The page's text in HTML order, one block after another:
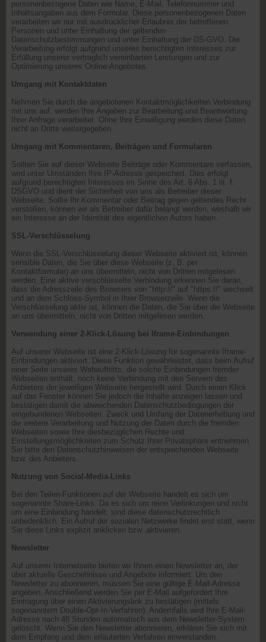
personenbezogene Daten wie Name, E-Mail, Telefonnummer und
Inhaltsangaben aus dem Formular. Diese personenbezogenen Daten
verarbeiten wir nur mit ausdrücklicher Erlaubnis der betroffenen
Personen und unter Einhaltung der geltenden
Datenschutzbestimmungen und unter Einhaltung der DS-GVO. Die
Verarbeitung erfolgt aufgrund unseres berechtigten Interesses zur
Erfüllung unserer vertraglich vereinbarten Leistungen und zur
Optimierung unseres Online-Angebotes.
Umgang mit Kontaktdaten
Nehmen Sie durch die angebotenen Kontaktmöglichkeiten Verbindung
mit uns auf, werden Ihre Angaben zur Bearbeitung und Beantwortung
Ihrer Anfrage verarbeitet. Ohne Ihre Einwilligung werden diese Daten
nicht an Dritte weitergegeben.
Umgang mit Kommentaren, Beiträgen und Formularen
Sollten Sie auf dieser Webseite Beiträge oder Kommentare verfassen,
wird unter Umständen Ihre IP-Adresse gespeichert. Dies erfolgt
aufgrund berechtigten Interesses im Sinne des Art. 6 Abs. 1 lit. f.
DSGVO und dient der Sicherheit von uns als Betreiber dieser
Webseite. Sollte Ihr Kommentar oder Beitrag gegen geltendes Recht
verstoßen, können wir als Betreiber dafür belangt werden, weshalb wir
ein Interesse an der Identität des eigentlichen Autors haben.
SSL-Verschlüsselung
Wenn die SSL-Verschlüsselung dieser Webseite aktiviert ist, können
sensible Daten, die Sie über diese Webseite (z. B. per
Kontaktformular) an uns übermitteln, nicht von Dritten mitgelesen
werden. Eine aktive verschlüsselte Verbindung erkennen Sie daran,
dass die Adresszeile des Browsers von "http://" auf "https://" wechselt
und an dem Schloss-Symbol in Ihrer Browserzeile. Wenn die
Verschlüsselung aktiv ist, können die Daten, die Sie über die Webseite
an uns übermitteln, nicht von Dritten mitgelesen werden.
Verwendung einer 2-Klick-Lösung bei Iframe-Einbindungen
Auf unserer Webseite ist eine 2-Klick-Lösung für sogenannte Iframe-
Einbindungen aktiviert. Diese Funktion gewährleistet, dass beim Aufruf
einer Seite unseres Webauftritts, die solche Einbindungen fremder
Webseiten enthält, noch keine Verbindung mit den Servern des
Anbieters der jeweiligen Webseite hergestellt wird. Durch einen Klick
auf das Fenster können Sie jedoch die Inhalte anzeigen lassen und
bestätigen damit die abweichenden Datenschutzbedingungen der
eingebundenen Webseiten. Zweck und Umfang der Datenerhebung und
die weitere Verarbeitung und Nutzung der Daten durch die fremden
Webseiten sowie Ihre diesbezüglichen Rechte und
Einstellungsmöglichkeiten zum Schutz Ihrer Privatsphäre entnehmen
Sie bitte den Datenschutzhinweisen der entsprechenden Webseite
bzw. des Anbieters.
Nutzung von Social-Media-Links
Bei den Teilen-Funktionen auf der Webseite handelt es sich um
sogenannte Share-Links. Da es sich um reine Verlinkungen und nicht
um eine Einbindung handelt, sind diese datenschutzrechtlich
unbedenklich. Ein Aufruf der sozialen Netzwerke findet erst statt, wenn
Sie diese Links explizit anklicken bzw. aktivieren.
Newsletter
Auf unserer Internetseite bieten wir Ihnen einen Newsletter an, der
über aktuelle Geschehnisse und Angebote informiert. Um den
Newsletter zu abonnieren, müssen Sie eine gültige E-Mail-Adresse
angeben. Anschließend werden Sie per E-Mail aufgefordert Ihre
Eintragung über einen Aktivierungslink zu bestätigen (mittels
sogenanntem Double-Opt-In-Verfahren). Andernfalls wird Ihre E-Mail-
Adresse nach 48 Stunden automatisch aus dem Newsletter-System
gelöscht. Wenn Sie den Newsletter abonnieren, erklären Sie sich mit
dem Empfang und dem erläuterten Verfahren einverstanden.